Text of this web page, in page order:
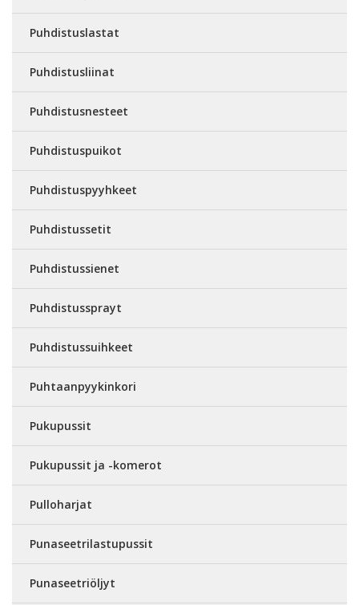
Puhdistuslastat
Puhdistusliinat
Puhdistusnesteet
Puhdistuspuikot
Puhdistuspyyhkeet
Puhdistussetit
Puhdistussienet
Puhdistussprayt
Puhdistussuihkeet
Puhtaanpyykinkori
Pukupussit
Pukupussit ja -komerot
Pulloharjat
Punaseetrilastupussit
Punaseetriöljyt